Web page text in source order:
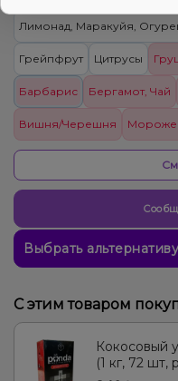
Лимонад, Маракуйя,
Грейпфрут Цитрусы
Барбарис Бергамот, Чай
Вишня/Черешня
Виноград, Лёд/Холодок
Выбрать альтернативу
С этим товаром
Кокосовый
(1 кг, 72 шт,